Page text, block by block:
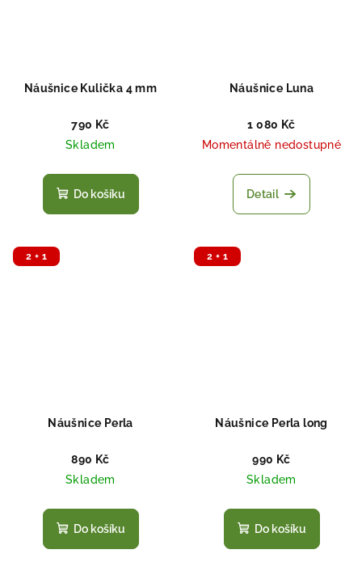
Náušnice Kulička 4 mm
790 Kč
Skladem
Do košíku
Náušnice Luna
1 080 Kč
Momentálně nedostupné
Detail
2 + 1
Náušnice Perla
890 Kč
Skladem
Do košíku
2 + 1
Náušnice Perla long
990 Kč
Skladem
Do košíku